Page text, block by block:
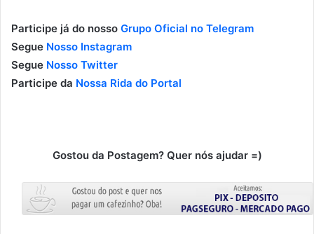
Participe já do nosso Grupo Oficial no Telegram
Segue Nosso Instagram
Segue Nosso Twitter
Participe da Nossa Rida do Portal
Gostou da Postagem? Quer nós ajudar =)